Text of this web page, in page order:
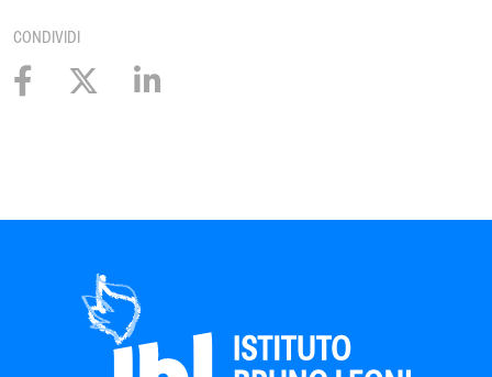
CONDIVIDI